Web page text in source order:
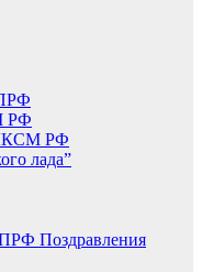
РФ
ЛКСМ РФ
лада”
Поздравления